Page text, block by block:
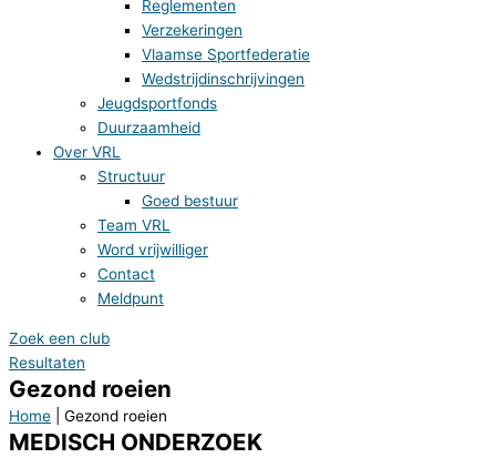
Reglementen
Verzekeringen
Vlaamse Sportfederatie
Wedstrijdinschrijvingen
Jeugdsportfonds
Duurzaamheid
Over VRL
Structuur
Goed bestuur
Team VRL
Word vrijwilliger
Contact
Meldpunt
Zoek een club
Resultaten
Gezond roeien
Home Gezond roeien
MEDISCH ONDERZOEK